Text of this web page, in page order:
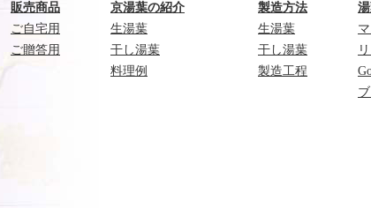
販売商品 京湯葉の紹介 製造方法
ご自宅用
生湯葉 生湯葉
ご贈答用
干し湯葉 干し湯葉
料理例
製造工程